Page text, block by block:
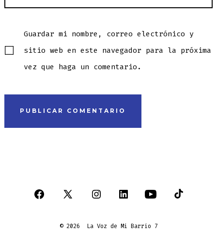
Guardar mi nombre, correo electrónico y
sitio web en este navegador para la próxima
vez que haga un comentario.
Abrir
Abrir
Abrir
Abrir
Abrir
Abrir
© 2026 La Voz de Mi Barrio 7